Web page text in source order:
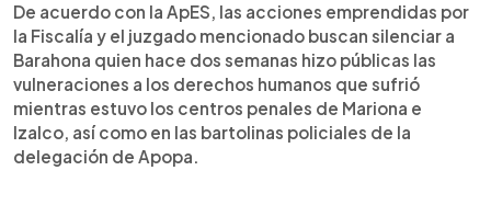
De acuerdo con la ApES, las acciones emprendidas por
la Fiscalía y el juzgado mencionado buscan silenciar a
Barahona quien hace dos semanas hizo públicas las
vulneraciones a los derechos humanos que sufrió
mientras estuvo los centros penales de Mariona e
Izalco, así como en las bartolinas policiales de la
delegación de Apopa.